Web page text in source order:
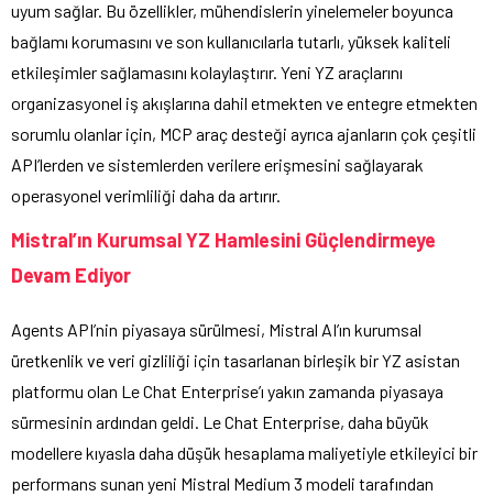
uyum sağlar. Bu özellikler, mühendislerin yinelemeler boyunca
bağlamı korumasını ve son kullanıcılarla tutarlı, yüksek kaliteli
etkileşimler sağlamasını kolaylaştırır. Yeni YZ araçlarını
organizasyonel iş akışlarına dahil etmekten ve entegre etmekten
sorumlu olanlar için, MCP araç desteği ayrıca ajanların çok çeşitli
API’lerden ve sistemlerden verilere erişmesini sağlayarak
operasyonel verimliliği daha da artırır.
Mistral’ın Kurumsal YZ Hamlesini Güçlendirmeye
Devam Ediyor
Agents API’nin piyasaya sürülmesi, Mistral AI’ın kurumsal
üretkenlik ve veri gizliliği için tasarlanan birleşik bir YZ asistan
platformu olan Le Chat Enterprise’ı yakın zamanda piyasaya
sürmesinin ardından geldi. Le Chat Enterprise, daha büyük
modellere kıyasla daha düşük hesaplama maliyetiyle etkileyici bir
performans sunan yeni Mistral Medium 3 modeli tarafından